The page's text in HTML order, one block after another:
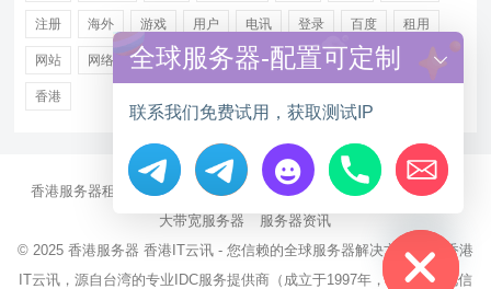
注册 海外 游戏 用户 电讯 登录 百度 租用
网站 网络 腾讯 虚拟主机 证书 配置 阿里
香港
香港服务器租用 海外CN2服务器 站群多IP服务器
海外云服务器
大带宽服务器
服务器资讯
© 2025 香港服务器 香港IT云讯 - 您信赖的全球服务器解决方案伙伴 香港
IT云讯，源自台湾的专业IDC服务提供商（成立于1997年，持有NCC电信
Hide chaty
全球服务器-配置可定制
联系我们免费试用，获取测试IP